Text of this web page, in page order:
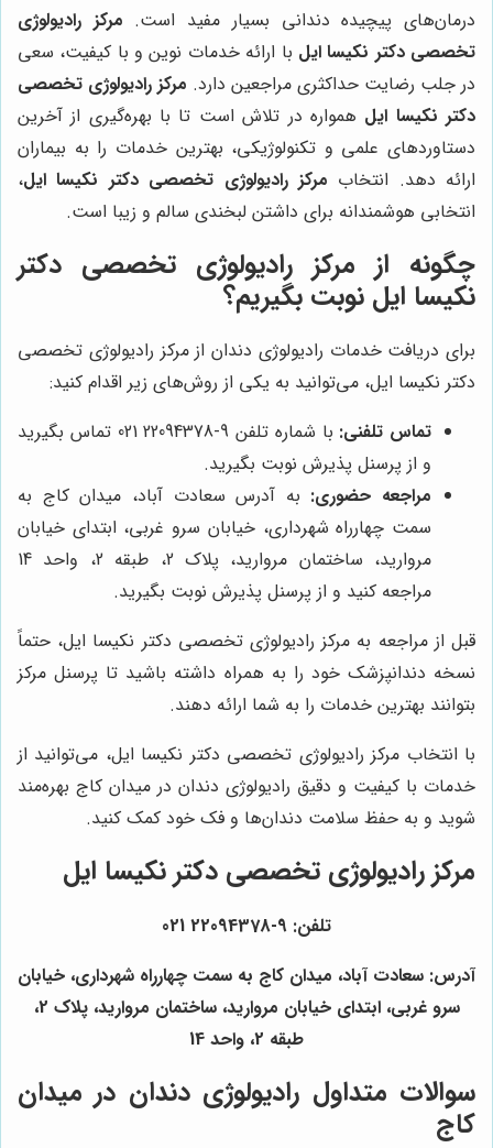
درمان‌های پیچیده دندانی بسیار مفید است. مرکز رادیولوژی
تخصصی دکتر نکیسا ایل با ارائه خدمات نوین و با کیفیت، سعی
در جلب رضایت حداکثری مراجعین دارد. مرکز رادیولوژی تخصصی
دکتر نکیسا ایل همواره در تلاش است تا با بهره‌گیری از آخرین
دستاوردهای علمی و تکنولوژیکی، بهترین خدمات را به بیماران
ارائه دهد. انتخاب مرکز رادیولوژی تخصصی دکتر نکیسا ایل،
انتخابی هوشمندانه برای داشتن لبخندی سالم و زیبا است.
چگونه از مرکز رادیولوژی تخصصی دکتر
نکیسا ایل نوبت بگیریم؟
برای دریافت خدمات رادیولوژی دندان از مرکز رادیولوژی تخصصی
دکتر نکیسا ایل، می‌توانید به یکی از روش‌های زیر اقدام کنید:
تماس تلفنی:
با شماره تلفن 9-22094378 021 تماس بگیرید
و از پرسنل پذیرش نوبت بگیرید.
مراجعه حضوری: به آدرس سعادت آباد، میدان کاج به
سمت چهارراه شهرداری، خیابان سرو غربی، ابتدای خیابان
مروارید، ساختمان مروارید، پلاک 2، طبقه 2، واحد 14
مراجعه کنید و از پرسنل پذیرش نوبت بگیرید.
قبل از مراجعه به مرکز رادیولوژی تخصصی دکتر نکیسا ایل، حتماً
نسخه دندانپزشک خود را به همراه داشته باشید تا پرسنل مرکز
بتوانند بهترین خدمات را به شما ارائه دهند.
با انتخاب مرکز رادیولوژی تخصصی دکتر نکیسا ایل، می‌توانید از
خدمات با کیفیت و دقیق رادیولوژی دندان در میدان کاج بهره‌مند
شوید و به حفظ سلامت دندان‌ها و فک خود کمک کنید.
مرکز رادیولوژی تخصصی دکتر نکیسا ایل
تلفن: 9-22094378 021
آدرس: سعادت آباد، میدان کاج به سمت چهارراه شهرداری، خیابان
سرو غربی، ابتدای خیابان مروارید، ساختمان مروارید، پلاک 2،
طبقه 2، واحد 14
سوالات متداول رادیولوژی دندان در میدان
کاج